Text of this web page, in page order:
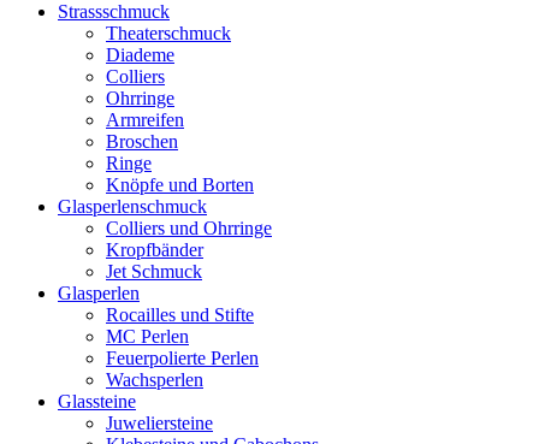
Strassschmuck
Theaterschmuck
Diademe
Colliers
Ohrringe
Armreifen
Broschen
Ringe
Knöpfe und Borten
Glasperlenschmuck
Colliers und Ohrringe
Kropfbänder
Jet Schmuck
Glasperlen
Rocailles und Stifte
MC Perlen
Feuerpolierte Perlen
Wachsperlen
Glassteine
Juweliersteine